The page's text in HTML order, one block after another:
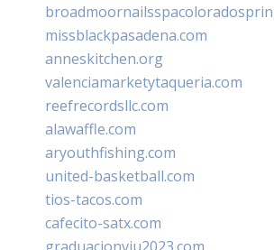
missblackpasadena.com
anneskitchen.org
valenciamarketytaqueria.com
reefrecordsllc.com
alawaffle.com
aryouthfishing.com
united-basketball.com
tios-tacos.com
cafecito-satx.com